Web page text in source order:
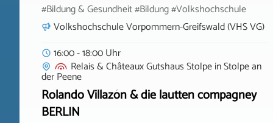
#Bildung & Gesundheit #Bildung #Volkshochschule
Volkshochschule Vorpommern-Greifswald (VHS VG)
16:00 - 18:00 Uhr
Relais & Châteaux Gutshaus StolpeinStolpe an
der Peene
Rolando Villazón & die lautten compagney
BERLIN